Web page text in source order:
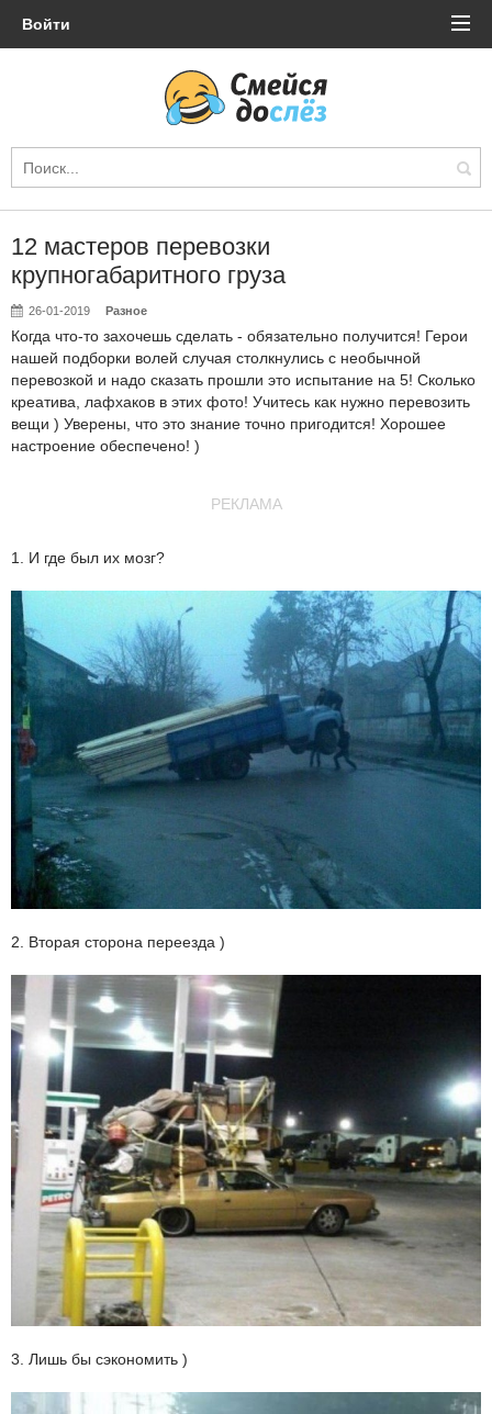
Войти
12 мастеров перевозки
крупногабаритного груза
26-01-2019 Разное
Когда что-то захочешь сделать - обязательно получится! Герои
нашей подборки волей случая столкнулись с необычной
перевозкой и надо сказать прошли это испытание на 5! Сколько
креатива, лафхаков в этих фото! Учитесь как нужно перевозить
вещи ) Уверены, что это знание точно пригодится! Хорошее
настроение обеспечено! )
РЕКЛАМА
1. И где был их мозг?
2. Вторая сторона переезда )
3. Лишь бы сэкономить )